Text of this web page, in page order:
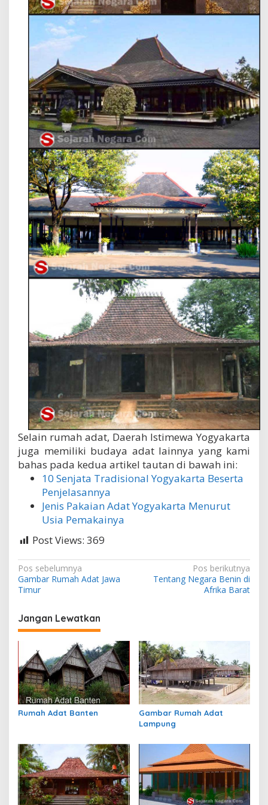
Selain rumah adat, Daerah Istimewa Yogyakarta
juga memiliki budaya adat lainnya yang kami
bahas pada kedua artikel tautan di bawah ini:
10 Senjata Tradisional Yogyakarta Beserta
Penjelasannya
Jenis Pakaian Adat Yogyakarta Menurut
Usia Pemakainya
Post Views: 369
N
a
i
g
a
s
i
p
o
s
Pos sebelumnya
Gambar Rumah Adat Jawa
Timur
Pos berikutnya
Tentang Negara Benin di
Afrika Barat
Jangan Lewatkan
Rumah Adat Banten
Gambar Rumah Adat
Lampung